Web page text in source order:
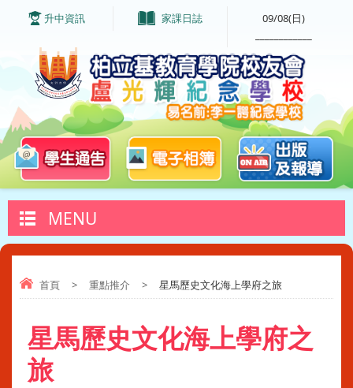
升中資訊 家課日誌
09/08(日)
MENU
首頁 > 重點推介 > 星馬歷史文化海上學府之旅
星馬歷史文化海上學府之
旅